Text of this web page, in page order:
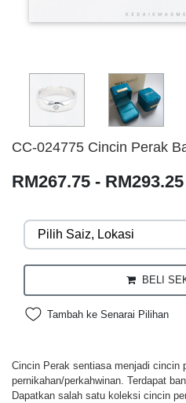
CC-024775 Cincin Perak
RM267.75 - RM293.25
BELI
Tambah ke Senarai Pilihan
Cincin Perak sentiasa menjadi cincin
pernikahan/perkahwinan. Terdapat
Dapatkan salah satu koleksi cincin